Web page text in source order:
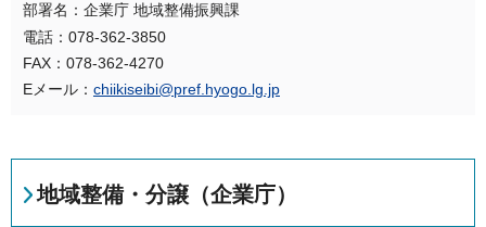
部署名：企業庁 地域整備振興課
電話：078-362-3850
FAX：078-362-4270
Eメール： chiikiseibi@pref.hyogo.lg.jp
地域整備・分譲（企業庁）